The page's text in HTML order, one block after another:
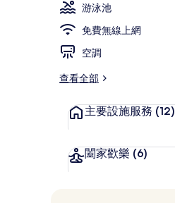
游泳池
免費無線上網
空調
查看全部
主要設施服務 (12)
闔家歡樂 (6)